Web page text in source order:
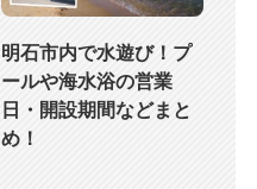
明石市内で水遊び！プ
ールや海水浴の営業
日・開設期間などまと
め！